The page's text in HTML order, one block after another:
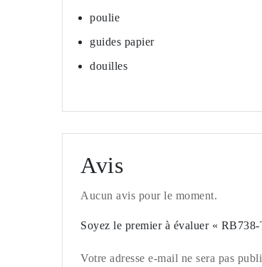
poulie
guides papier
douilles
Avis
Aucun avis pour le moment.
Soyez le premier à évaluer «
Votre adresse e-mail ne sera pas